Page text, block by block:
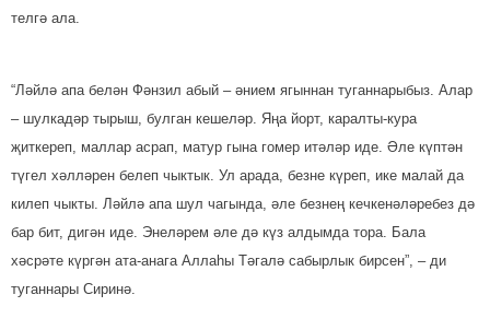
телгә ала.
“Ләйлә апа белән Фәнзил абый – әнием ягыннан туганнарыбыз. Алар
– шулкадәр тырыш, булган кешеләр. Яңа йорт, каралты-кура
җиткереп, маллар асрап, матур гына гомер итәләр иде. Әле күптән
түгел хәлләрен белеп чыктык. Ул арада, безне күреп, ике малай да
килеп чыкты. Ләйлә апа шул чагында, әле безнең кечкенәләребез дә
бар бит, дигән иде. Энеләрем әле дә күз алдымда тора. Бала
хәсрәте күргән ата-анага Аллаһы Тәгалә сабырлык бирсен”, – ди
туганнары Сиринә.